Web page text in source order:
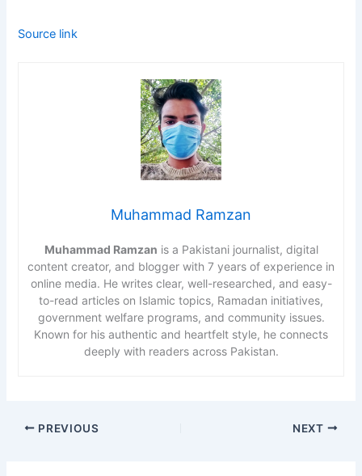
Source link
Muhammad Ramzan
Muhammad Ramzan is a Pakistani journalist, digital
content creator, and blogger with 7 years of experience in
online media. He writes clear, well-researched, and easy-
to-read articles on Islamic topics, Ramadan initiatives,
government welfare programs, and community issues.
Known for his authentic and heartfelt style, he connects
deeply with readers across Pakistan.
PREVIOUS NEXT